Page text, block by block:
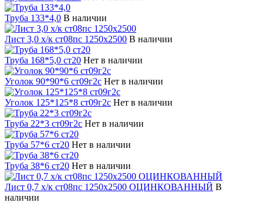
Труба 133*4,0 В наличии
Лист 3,0 х/к ст08пс 1250х2500 В наличии
Труба 168*5,0 ст20 Нет в наличии
Уголок 90*90*6 ст09г2с Нет в наличии
Уголок 125*125*8 ст09г2с Нет в наличии
Труба 22*3 ст09г2с Нет в наличии
Труба 57*6 ст20 Нет в наличии
Труба 38*6 ст20 Нет в наличии
Лист 0,7 х/к ст08пс 1250х2500 ОЦИНКОВАННЫЙ В
наличии